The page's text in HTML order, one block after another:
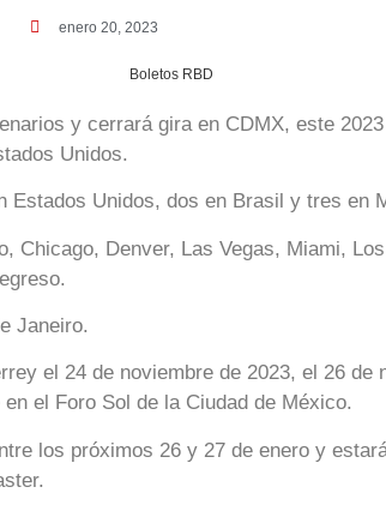
enero 20, 2023
y cerrará gira en CDMX, este
Unidos.
Estados Unidos, dos en Brasil y tres en
Chicago, Denver, Las Vegas, Miami,
Janeiro.
el 24 de noviembre de 2023, el 26 de
el Foro Sol de la Ciudad de México.
los próximos 26 y 27 de enero y